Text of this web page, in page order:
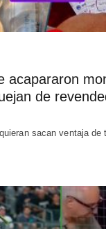
acapararon
de
sacan ventaja de